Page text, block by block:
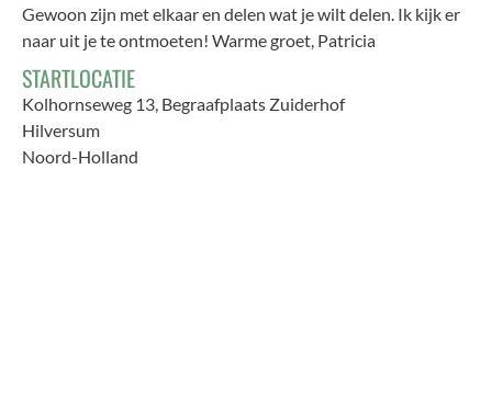
Gewoon zijn met elkaar en delen wat je wilt delen. Ik kijk er
naar uit je te ontmoeten! Warme groet, Patricia
STARTLOCATIE
Kolhornseweg 13, Begraafplaats Zuiderhof
Hilversum
Noord-Holland